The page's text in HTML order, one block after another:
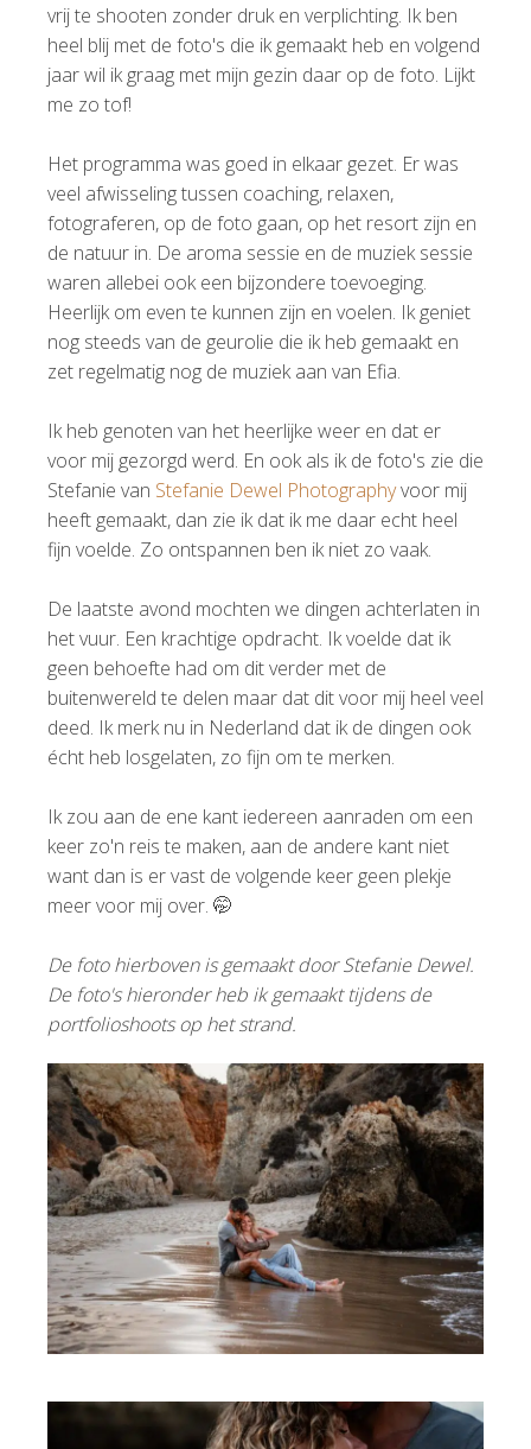
vrij te shooten zonder druk en verplichting. Ik ben
heel blij met de foto's die ik gemaakt heb en volgend
jaar wil ik graag met mijn gezin daar op de foto. Lijkt
me zo tof!
Het programma was goed in elkaar gezet. Er was
veel afwisseling tussen coaching, relaxen,
fotograferen, op de foto gaan, op het resort zijn en
de natuur in. De aroma sessie en de muziek sessie
waren allebei ook een bijzondere toevoeging.
Heerlijk om even te kunnen zijn en voelen. Ik geniet
nog steeds van de geurolie die ik heb gemaakt en
zet regelmatig nog de muziek aan van Efia.
Ik heb genoten van het heerlijke weer en dat er
voor mij gezorgd werd. En ook als ik de foto's zie die
Stefanie van Stefanie Dewel Photographyvoor mij
heeft gemaakt, dan zie ik dat ik me daar echt heel
fijn voelde. Zo ontspannen ben ik niet zo vaak.
De laatste avond mochten we dingen achterlaten in
het vuur. Een krachtige opdracht. Ik voelde dat ik
geen behoefte had om dit verder met de
buitenwereld te delen maar dat dit voor mij heel veel
deed. Ik merk nu in Nederland dat ik de dingen ook
écht heb losgelaten, zo fijn om te merken.
Ik zou aan de ene kant iedereen aanraden om een
keer zo'n reis te maken, aan de andere kant niet
want dan is er vast de volgende keer geen plekje
meer voor mij over. 🤭
De foto hierboven is gemaakt door Stefanie Dewel.
De foto's hieronder heb ik gemaakt tijdens de
portfolioshoots op het strand.